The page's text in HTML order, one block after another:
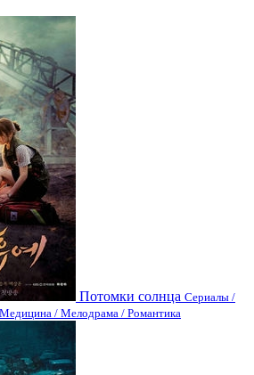
Потомки солнца Сериалы /
/ Мелодрама / Романтика